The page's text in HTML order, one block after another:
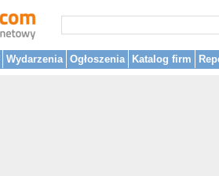
Wydarzenia Ogłoszenia Katalog firm